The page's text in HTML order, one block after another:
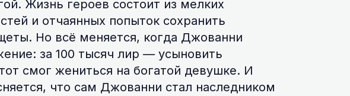
Жизнь героев состоит из мелких
и отчаянных попыток сохранить
Но всё меняется, когда Джованни
за 100 тысяч лир — усыновить
смог жениться на богатой девушке. И
что сам Джованни стал наследником